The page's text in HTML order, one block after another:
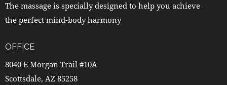
The massage is specially designed to help you achieve
the perfect mind-body harmony
OFFICE
8040 E Morgan Trail #10A
Scottsdale, AZ 85258